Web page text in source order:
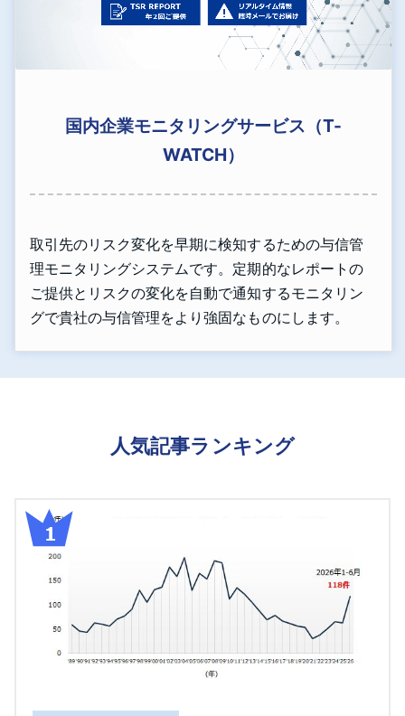
国内企業モニタリングサービス（T-
WATCH）
取引先のリスク変化を早期に検知するための与信管
理モニタリングシステムです。定期的なレポートの
ご提供とリスクの変化を自動で通知するモニタリン
グで貴社の与信管理をより強固なものにします。
人気記事ランキング